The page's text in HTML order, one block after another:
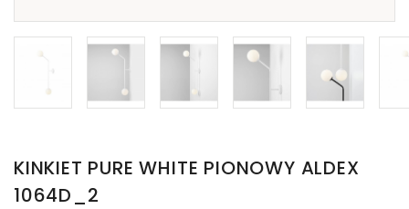
KINKIET PURE WHITE PIONOWY ALDEX
1064D_2